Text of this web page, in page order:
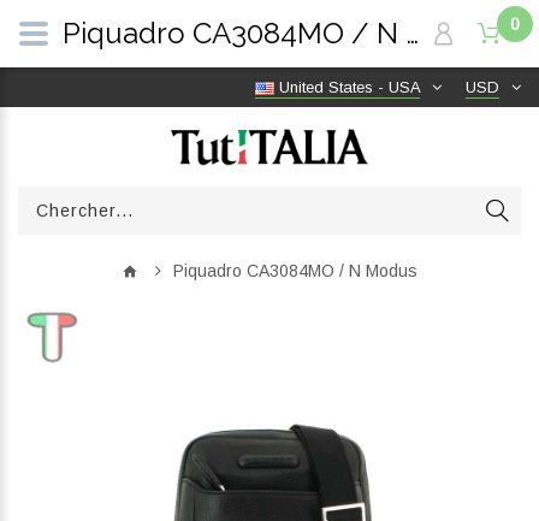
USD
United States - USA
0
Piquadro CA3084MO / N Modus
Piquadro CA3084MO / N Modus | TutITALIA